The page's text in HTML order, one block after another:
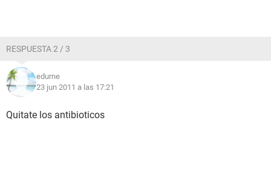
RESPUESTA 2 / 3
edurne
23 jun 2011 a las 17:21
Quitate los antibioticos